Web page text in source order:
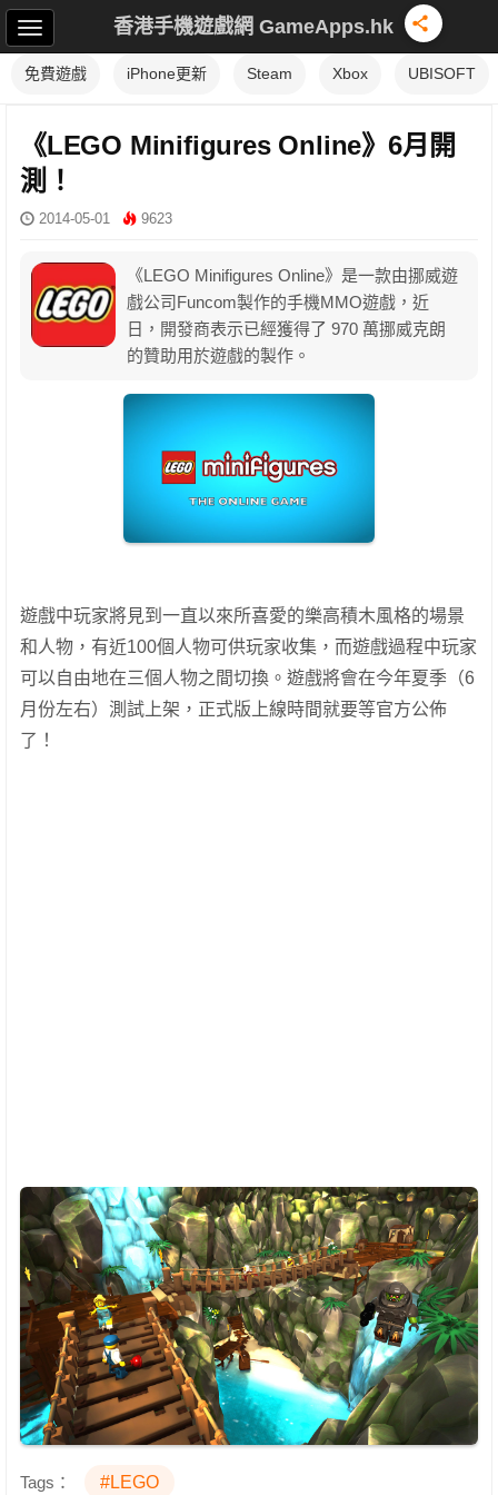
香港手機遊戲網 GameApps.hk
免費遊戲 iPhone更新 Steam Xbox UBISOFT
《LEGO Minifigures Online》6月開
測！
2014-05-01 9623
《LEGO Minifigures Online》是一款由挪威遊
戲公司Funcom製作的手機MMO遊戲，近
日，開發商表示已經獲得了 970 萬挪威克朗
的贊助用於遊戲的製作。
遊戲中玩家將見到一直以來所喜愛的樂高積木風格的場景
和人物，有近100個人物可供玩家收集，而遊戲過程中玩家
可以自由地在三個人物之間切換。遊戲將會在今年夏季（6
月份左右）測試上架，正式版上線時間就要等官方公佈
了！
Tags： #LEGO